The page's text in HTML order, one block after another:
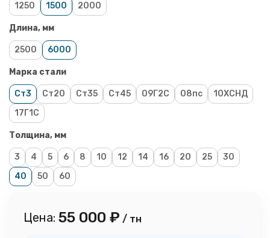
1250 1500 2000
Длина, мм
2500 6000
Марка стали
Ст3 Ст20 Ст35 Ст45 09Г2С 08пс
10ХСНД
17Г1С
Толщина, мм
3 4 5 6 8 10 12 14 16 20 25
30
40
50 60
Цена: 55 000 ₽ / тн